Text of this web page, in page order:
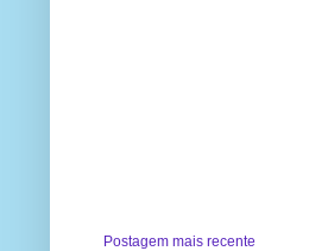
Postagem mais recente